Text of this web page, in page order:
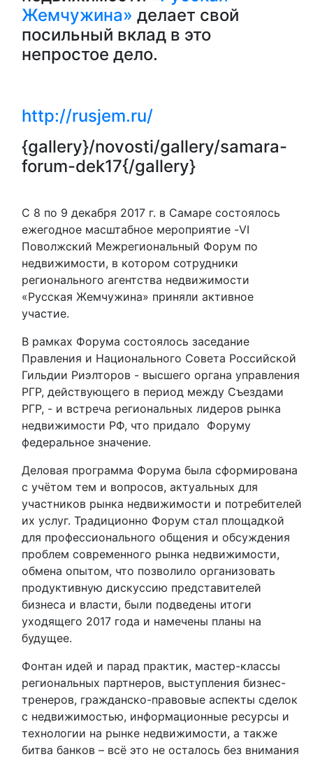
Жемчужина» делает свой
посильный вклад в это
непростое дело.
http://rusjem.ru/
{gallery}/novosti/gallery/samara-
forum-dek17{/gallery}
С 8 по 9 декабря 2017 г. в Самаре состоялось
ежегодное масштабное мероприятие -VI
Поволжский Межрегиональный Форум по
недвижимости, в котором сотрудники
регионального агентства недвижимости
«Русская Жемчужина» приняли активное
участие.
В рамках Форума состоялось заседание
Правления и Национального Совета Российской
Гильдии Риэлторов - высшего органа управления
РГР, действующего в период между Съездами
РГР, - и встреча региональных лидеров рынка
недвижимости РФ, что придало Форуму
федеральное значение.
Деловая программа Форума была сформирована
с учётом тем и вопросов, актуальных для
участников рынка недвижимости и потребителей
их услуг. Традиционно Форум стал площадкой
для профессионального общения и обсуждения
проблем современного рынка недвижимости,
обмена опытом, что позволило организовать
продуктивную дискуссию представителей
бизнеса и власти, были подведены итоги
уходящего 2017 года и намечены планы на
будущее.
Фонтан идей и парад практик, мастер-классы
региональных партнеров, выступления бизнес-
тренеров, гражданско-правовые аспекты сделок
с недвижимостью, информационные ресурсы и
технологии на рынке недвижимости, а также
битва банков – всё это не осталось без внимания